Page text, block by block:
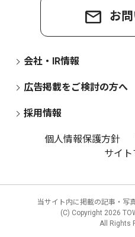
お
会社・IR情報
広告掲載をご検討の方へ
採用情報
個人情報保護方針
サイ
当サイト内に掲載の記事・写
(C) Copyright 2026
All Rights